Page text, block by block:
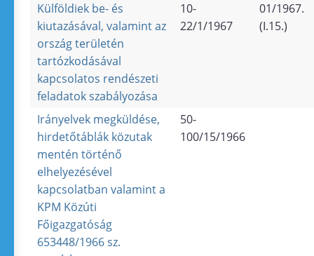
Külföldiek be- és
kiutazásával, valamint az
ország területén
tartózkodásával
kapcsolatos rendészeti
feladatok szabályozása
10-
22/1/1967
01/1967.
(I.15.)
Irányelvek megküldése,
hirdetőtáblák közutak
mentén történő
elhelyezésével
kapcsolatban valamint a
KPM Közúti
Főigazgatóság
653448/1966 sz.
50-
100/15/1966